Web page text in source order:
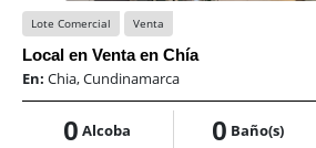
Lote Comercial Venta
Local en Venta en Chía
En: Chia, Cundinamarca
0 Alcoba 0 Baño(s)